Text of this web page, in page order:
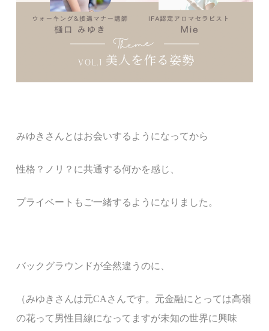
みゆきさんとはお会いするようになってから
性格？ノリ？に共通する何かを感じ、
プライベートもご一緒するようになりました。
バックグラウンドが全然違うのに、
（みゆきさんは元CAさんです。元金融にとっては高嶺
の花って男性目線になってますが未知の世界に興味